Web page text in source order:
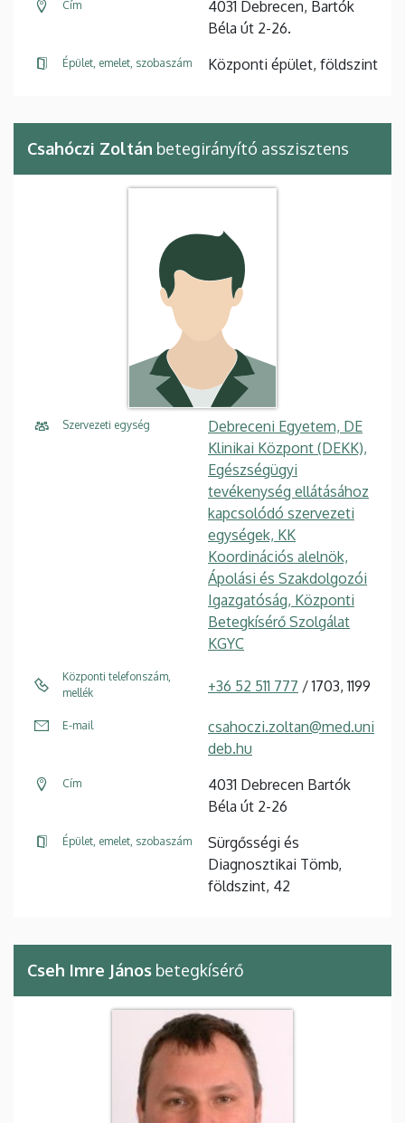
Cím
4031 Debrecen, Bartók
Béla út 2-26.
Épület, emelet, szobaszám Központi épület, földszint
Csahóczi Zoltán betegirányító asszisztens
Szervezeti egység
Debreceni Egyetem, DE
Klinikai Központ (DEKK),
Egészségügyi
tevékenység ellátásához
kapcsolódó szervezeti
egységek, KK
Koordinációs alelnök,
Ápolási és Szakdolgozói
Igazgatóság, Központi
Betegkísérő Szolgálat
KGYC
Központi telefonszám,
mellék
+36 52 511 777 / 1703, 1199
E-mail
csahoczi.zoltan@med.uni
deb.hu
Cím
4031 Debrecen Bartók
Béla út 2-26
Épület, emelet, szobaszám
Sürgősségi és
Diagnosztikai Tömb,
földszint, 42
Cseh Imre János betegkísérő